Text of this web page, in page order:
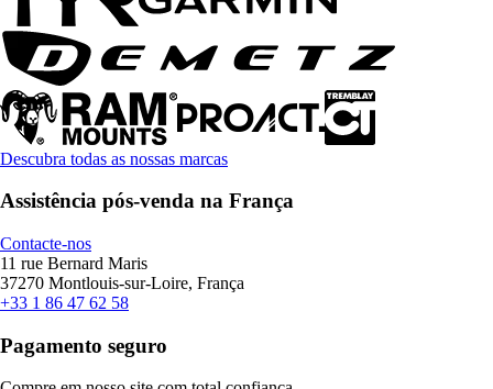
Descubra todas as nossas marcas
Assistência pós-venda na França
Contacte-nos
11 rue Bernard Maris
37270 Montlouis-sur-Loire, França
+33 1 86 47 62 58
Pagamento seguro